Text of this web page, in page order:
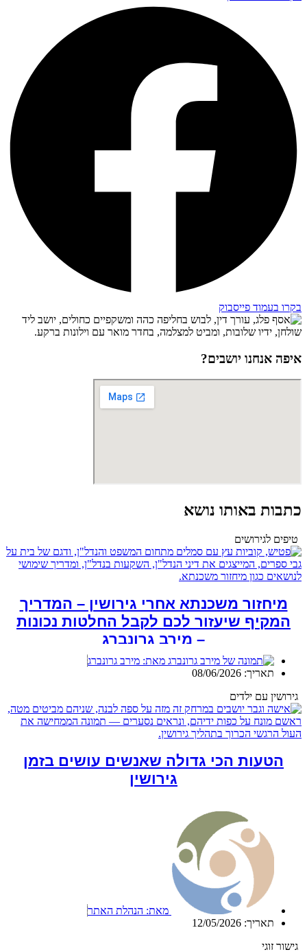
בקרו בעמוד פייסבוק
איפה אנחנו יושבים?
כתבות באותו נושא
טיפים לגירושים
מיחזור משכנתא אחרי גירושין – המדריך
המקיף שיעזור לכם לקבל החלטות נכונות
– מירב גרונברג
מאת: מירב גרונברג
תאריך: 08/06/2026
גירושין עם ילדים
הטעות הכי גדולה שאנשים עושים בזמן
גירושין
מאת: הנהלת האתר
תאריך: 12/05/2026
גישור זוגי